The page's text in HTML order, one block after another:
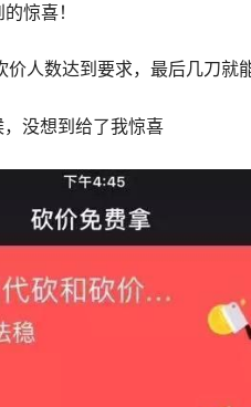
惊喜！
人数达到要求，最后几刀就
没想到给了我惊喜